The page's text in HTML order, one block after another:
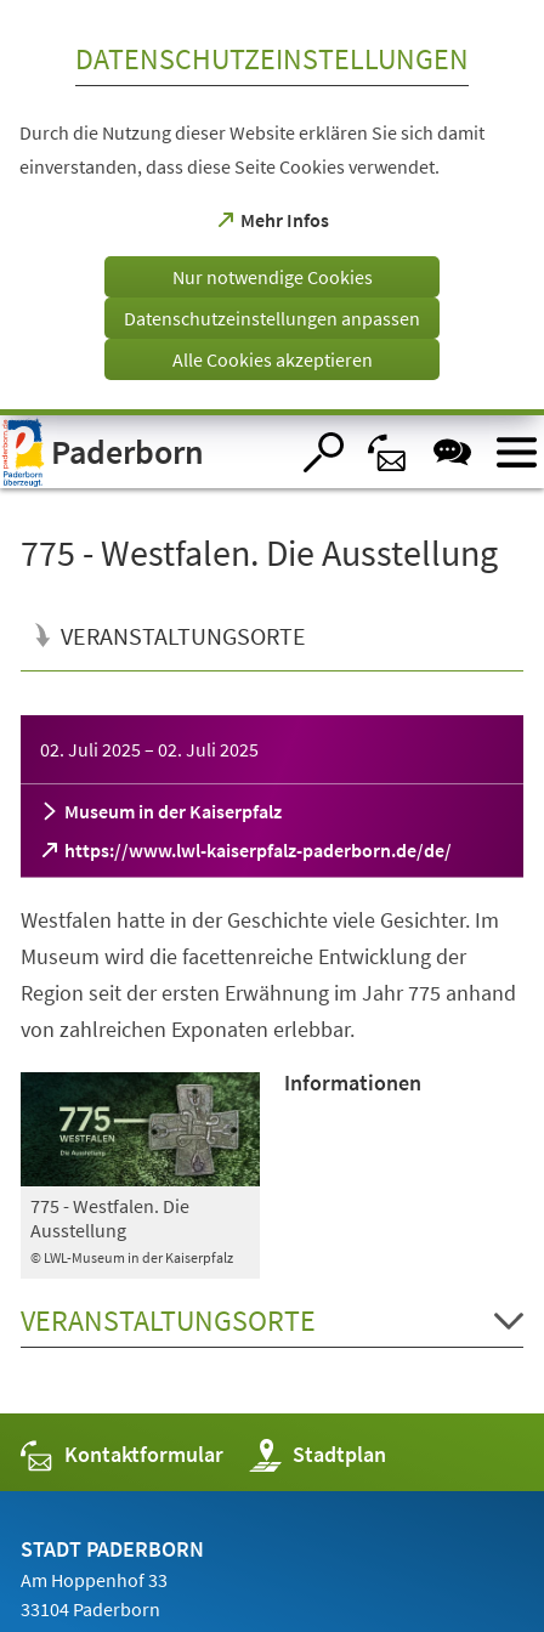
Visuelle
Assistenzsoftware
öffnen.
DATENSCHUTZEINSTELLUNGEN
Durch die Nutzung dieser Website erklären Sie sich damit
einverstanden, dass diese Seite Cookies verwendet.
Mehr Infos
(Öffnet
einem
Tab)
Nur notwendige Cookies
Datenschutzeinstellungen anpassen
Alle Cookies akzeptieren
Paderborn
775 - Westfalen. Die Ausstellung
VERANSTALTUNGSORTE
02. Juli 2025– 02. Juli 2025
Museum in der Kaiserpfalz
https://www.lwl-kaiserpfalz-paderborn.de/de/
(Öffnet
in
neuen
Westfalen hatte in der Geschichte viele Gesichter. Im
Museum wird die facettenreiche Entwicklung der
Region seit der ersten Erwähnung im Jahr 775 anhand
von zahlreichen Exponaten erlebbar.
© LWL-Museum in der Kaiserpfalz
775 - Westfalen. Die
Ausstellung
Informationen
VERANSTALTUNGSORTE
Kontaktformular Stadtplan
(Öffnet
in
einem
STADT PADERBORN
Am Hoppenhof 33
33104 Paderborn